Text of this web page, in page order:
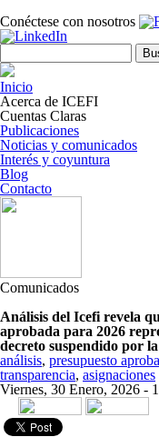
Conéctese con nosotros
Formulario de búsqueda
Inicio
Acerca de ICEFI
Cuentas Claras
Publicaciones
Noticias y comunicados
Interés y coyuntura
Blog
Contacto
Comunicados
Análisis del Icefi revela
aprobada para 2026
decreto suspendido por
análisis, presupuesto
transparencia, asignaciones
Viernes, 30 Enero, 2026 -